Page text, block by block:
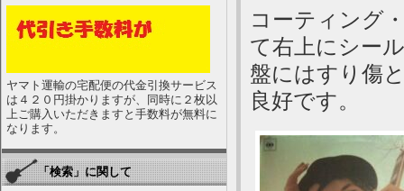
ヤマト運輸の宅配便の代金引換サービス
は４２０円掛かりますが、同時に２枚以
上ご購入いただきますと手数料が無料に
なります。
「検索」に関して
コーティング
て右上にシー
盤にはすり傷
良好です。